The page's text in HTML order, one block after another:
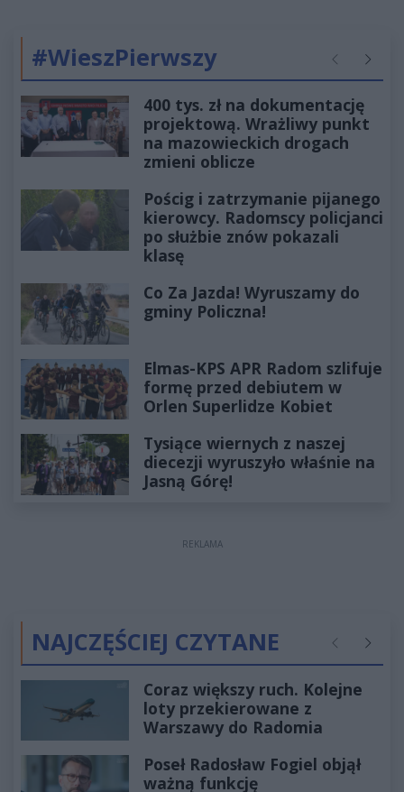
#WieszPierwszy Poprzednie
400 tys. zł na dokumentację
projektową. Wrażliwy punkt
na mazowieckich drogach
zmieni oblicze
Pościg i zatrzymanie pijanego
kierowcy. Radomscy policjanci
po służbie znów pokazali
klasę
Co Za Jazda! Wyruszamy do
gminy Policzna!
Elmas-KPS APR Radom szlifuje
formę przed debiutem w
Orlen Superlidze Kobiet
Tysiące wiernych z naszej
diecezji wyruszyło właśnie na
Jasną Górę!
REKLAMA
NAJCZĘŚCIEJ CZYTANE Poprzednie
Coraz większy ruch. Kolejne
loty przekierowane z
Warszawy do Radomia
Poseł Radosław Fogiel objął
ważną funkcję